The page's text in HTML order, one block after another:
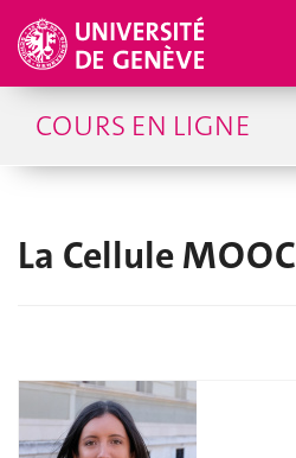
COURS EN LIGNE
La Cellule MOOC